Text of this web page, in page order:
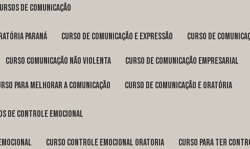
de comunicação
Paraná curso de comunicação e expressão curso de
curso comunicação não violenta curso de comunicação empresarial
para melhorar a comunicação curso de comunicação e oratória
de controle emocional
curso controle emocional oratoria curso para ter